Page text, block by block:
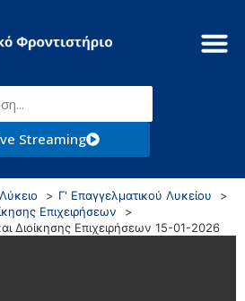
Streaming
Γ' Επαγγελματικού Λυκείου
Επιχειρήσεων
Διοίκησης Επιχειρήσεων 15-01-2026